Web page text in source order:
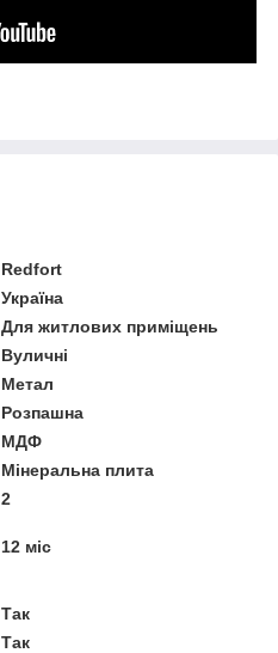
Redfort
Україна
Для житлових приміщень
Вуличні
Метал
Розпашна
МДФ
Мінеральна плита
2
12 міс
Так
Так